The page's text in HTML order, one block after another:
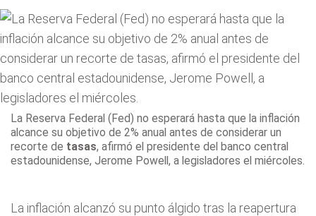
La Reserva Federal (Fed) no esperará hasta que la inflación
alcance su objetivo de 2% anual antes de considerar un
recorte de tasas, afirmó el presidente del banco central
estadounidense, Jerome Powell, a legisladores el miércoles.
La inflación alcanzó su punto álgido tras la reapertura